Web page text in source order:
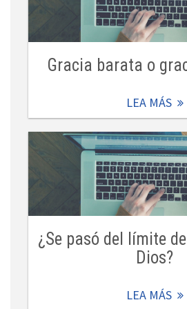
Gracia barata o
LEA MÁS
¿Se pasó del límite
Dios?
LEA MÁS